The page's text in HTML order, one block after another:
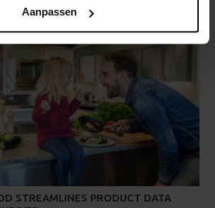
Aanpassen
STREAMLINES PRODUCT DATA